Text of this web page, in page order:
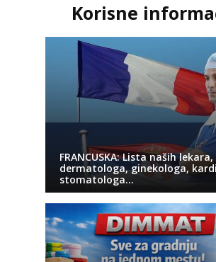
Korisne
FRANCUSKA: Lista naših lekara,
dermatologa, ginekologa,
stomatologa…